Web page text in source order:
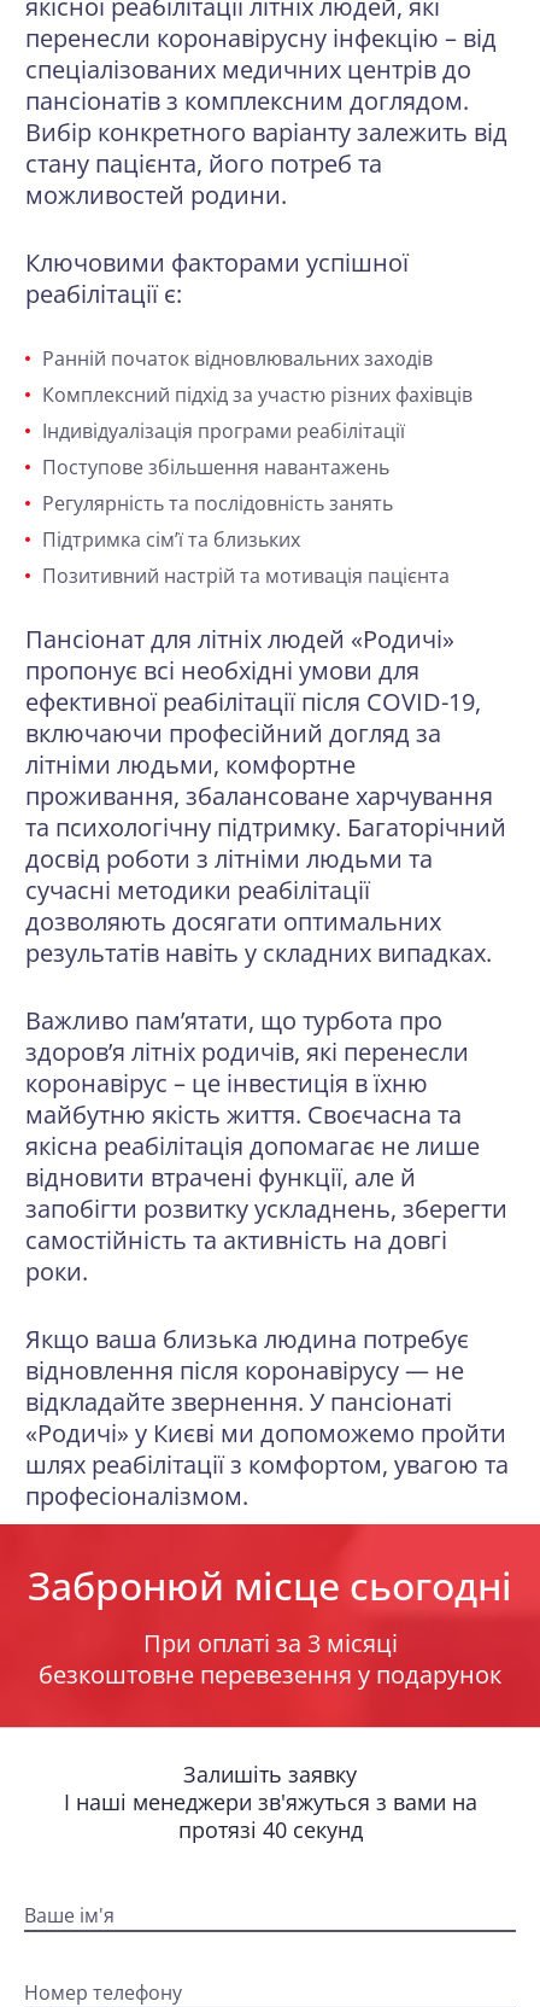
якісної реабілітації літніх людей, які
перенесли коронавірусну інфекцію – від
спеціалізованих медичних центрів до
пансіонатів з комплексним доглядом.
Вибір конкретного варіанту залежить від
стану пацієнта, його потреб та
можливостей родини.
Ключовими факторами успішної
реабілітації є:
Ранній початок відновлювальних заходів
Комплексний підхід за участю різних фахівців
Індивідуалізація програми реабілітації
Поступове збільшення навантажень
Регулярність та послідовність занять
Підтримка сім’ї та близьких
Позитивний настрій та мотивація пацієнта
Пансіонат для літніх людей «Родичі»
пропонує всі необхідні умови для
ефективної реабілітації після COVID-19,
включаючи професійний догляд за
літніми людьми, комфортне
проживання, збалансоване харчування
та психологічну підтримку. Багаторічний
досвід роботи з літніми людьми та
сучасні методики реабілітації
дозволяють досягати оптимальних
результатів навіть у складних випадках.
Важливо пам’ятати, що турбота про
здоров’я літніх родичів, які перенесли
коронавірус – це інвестиція в їхню
майбутню якість життя. Своєчасна та
якісна реабілітація допомагає не лише
відновити втрачені функції, але й
запобігти розвитку ускладнень, зберегти
самостійність та активність на довгі
роки.
Якщо ваша близька людина потребує
відновлення після коронавірусу — не
відкладайте звернення. У пансіонаті
«Родичі» у Києві ми допоможемо пройти
шлях реабілітації з комфортом, увагою та
професіоналізмом.
Забронюй місце сьогодні
При оплаті за 3 місяці
безкоштовне перевезення у подарунок
Залишіть заявку
І наші менеджери зв'яжуться з вами на
протязі 40 секунд
Ваше ім'я
Номер телефону